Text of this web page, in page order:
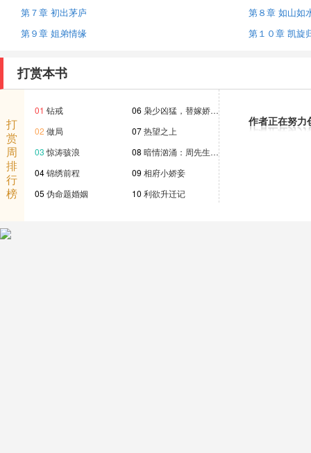
第７章 初出茅庐
第８章 如山如
第９章 姐弟情缘
第１０章 凯旋
打赏本书
打
赏
周
排
行
榜
01 钻戒
02 做局
03 惊涛骇浪
04锦绣前程
05 伪命题婚姻
06 枭少凶猛，替嫁娇…
07热望之上
08 暗情汹涌：周先生…
09 相府小娇妾
10 利欲升迁记
作者正在努力